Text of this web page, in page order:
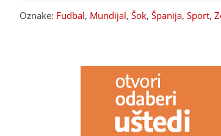
Oznake: Fudbal, Mundijal, Šok, Španija, Sport,